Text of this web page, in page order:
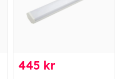
445 kr